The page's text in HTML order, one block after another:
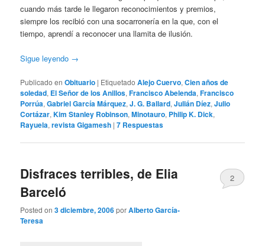
cuando más tarde le llegaron reconocimientos y premios,
siempre los recibió con una socarronería en la que, con el
tiempo, aprendí a reconocer una llamita de ilusión.
Sigue leyendo →
Publicado en Obituario | Etiquetado Alejo Cuervo,Cien años de
soledad, El Señor de los Anillos,Francisco Abelenda,Francisco
Porrúa,Gabriel García Márquez,J. G. Ballard,Julián Díez,Julio
Cortázar,Kim Stanley Robinson,Minotauro, Philip K. Dick,
Rayuela,revista Gigamesh |7 Respuestas
Disfraces terribles, de Elia
Barceló
Posted on3 diciembre, 2006porAlberto García-
Teresa
2